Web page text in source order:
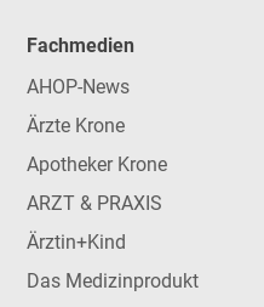
Fachmedien
AHOP-News
Ärzte Krone
Apotheker Krone
ARZT & PRAXIS
Ärztin+Kind
Das Medizinprodukt